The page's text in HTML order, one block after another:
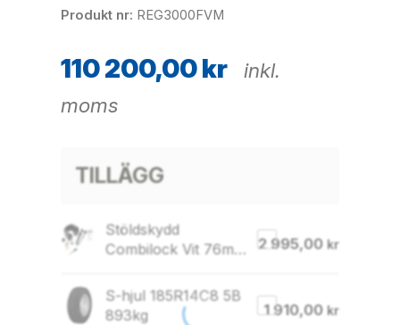
Produkt nr REG3000FVM
110 200,00kr
inkl.
moms
TILLÄGG
Stöldskydd
Combilock Vit 76mm
2 995,00 kr
S-hjul 185R14C8 5B
893kg
1 910,00 kr